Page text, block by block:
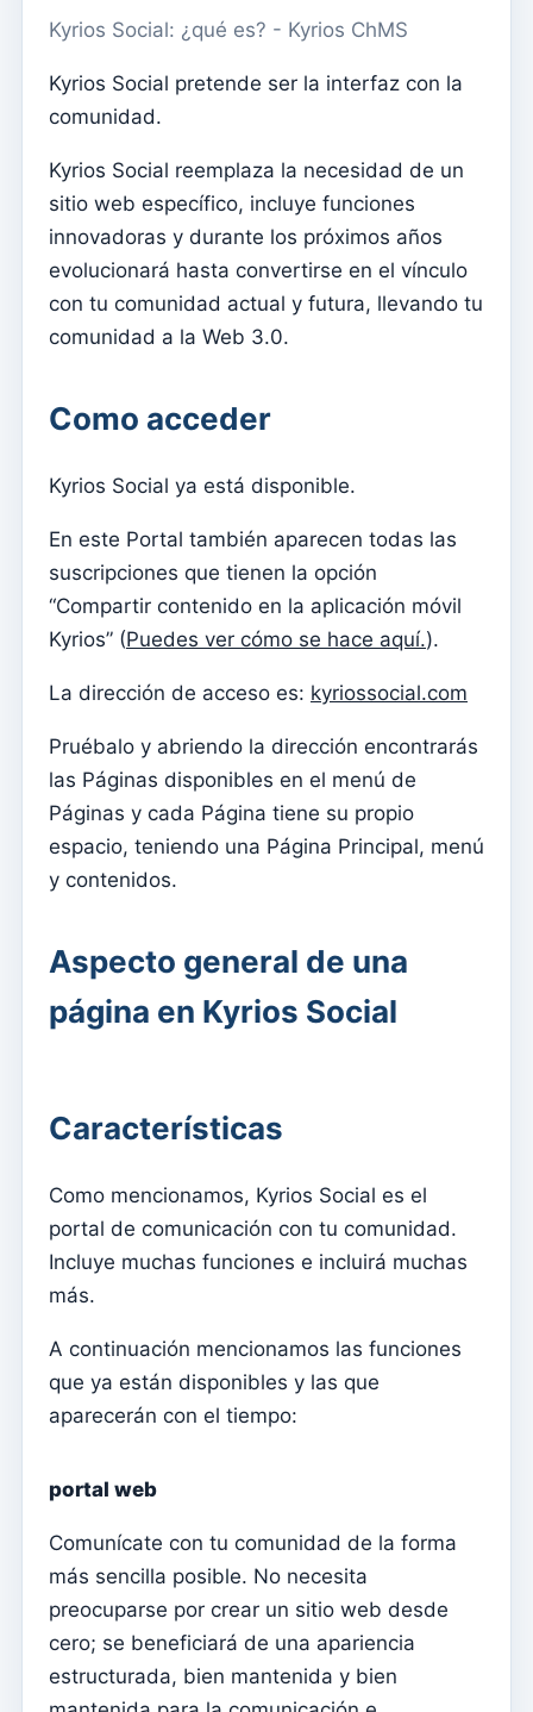
Dashboard
Panel
Menu do utilizador
Configuración de suscripción
Párroco
Cambiar la contraseña
Cambiar idioma
desconectar
electrónicos en Kyrios
Catequese
Formularios de inscripción para catequesis
Nochevieja
Documentos individuales
Transferencias
Sesiones
Informes
Agregar nuevo grupo
Lista de grupos/búsqueda
Arquivo
Agentes Pastorales
Lectores
Ministros Extraordinarios de la Comunión (MEC)
Elementos del clero
Fallecidos
Suporte
Acceso remoto
Sacramentos
Catecumenados
Confirmaciones
bautismos
Kyrios Social: ¿qué es? - Kyrios ChMS
Kyrios Social pretende ser la interfaz con la
comunidad.
Kyrios Social reemplaza la necesidad de un
sitio web específico, incluye funciones
innovadoras y durante los próximos años
evolucionará hasta convertirse en el vínculo
con tu comunidad actual y futura, llevando tu
comunidad a la Web 3.0.
Como acceder
Kyrios Social ya está disponible.
En este Portal también aparecen todas las
suscripciones que tienen la opción
“Compartir contenido en la aplicación móvil
Kyrios” (Puedes ver cómo se hace aquí.).
La dirección de acceso es: kyriossocial.com
Pruébalo y abriendo la dirección encontrarás
las Páginas disponibles en el menú de
Páginas y cada Página tiene su propio
espacio, teniendo una Página Principal, menú
y contenidos.
Aspecto general de una
página en Kyrios Social
Características
Como mencionamos, Kyrios Social es el
portal de comunicación con tu comunidad.
Incluye muchas funciones e incluirá muchas
más.
A continuación mencionamos las funciones
que ya están disponibles y las que
aparecerán con el tiempo:
portal web
Comunícate con tu comunidad de la forma
más sencilla posible. No necesita
preocuparse por crear un sitio web desde
cero; se beneficiará de una apariencia
estructurada, bien mantenida y bien